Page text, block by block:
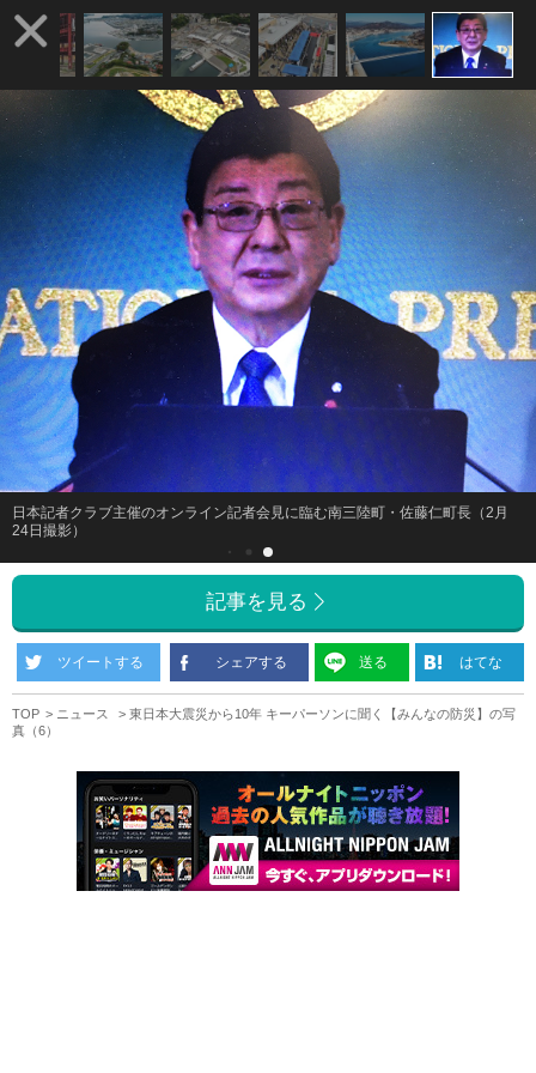
日本記者クラブ主催のオンライン記者会見に臨む南三陸町・佐藤仁町長（2月
24日撮影）
記事を見る
ツイートする シェアする 送る はてな
TOP ニュース
東日本大震災から10年 キーパーソンに聞く【みんなの防災】の写
真（6）